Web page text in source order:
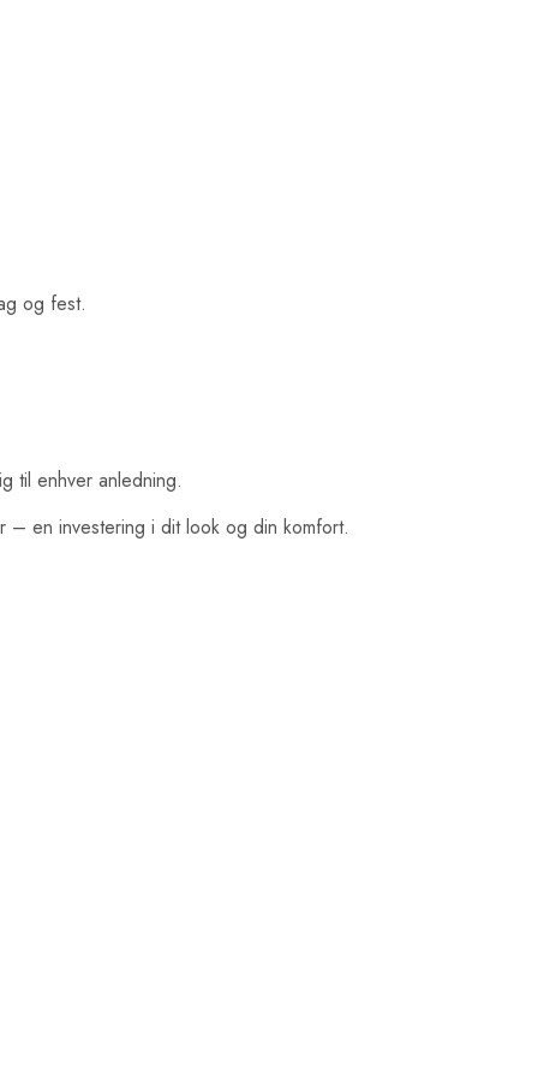
og fest.
til enhver anledning.
en investering i dit look og din komfort.